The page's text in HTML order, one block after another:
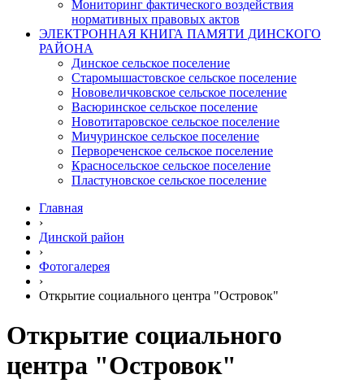
Мониторинг фактического воздействия
нормативных правовых актов
ЭЛЕКТРОННАЯ КНИГА ПАМЯТИ ДИНСКОГО
РАЙОНА
Динское сельское поселение
Старомышастовское сельское поселение
Нововеличковское сельское поселение
Васюринское сельское поселение
Новотитаровское сельское поселение
Мичуринское сельское поселение
Первореченское сельское поселение
Красносельское сельское поселение
Пластуновское сельское поселение
Главная
›
Динской район
›
Фотогалерея
›
Открытие социального центра "Островок"
Открытие социального
центра "Островок"